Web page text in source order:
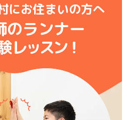
にお住まいの方へ
のランナー
レッスン！